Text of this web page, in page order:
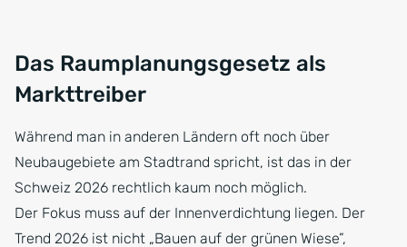
Das Raumplanungsgesetz als
Markttreiber
Während man in anderen Ländern oft noch über
Neubaugebiete am Stadtrand spricht, ist das in der
Schweiz 2026 rechtlich kaum noch möglich.
Der Fokus muss auf der Innenverdichtung liegen. Der
Trend 2026 ist nicht „Bauen auf der grünen Wiese”,